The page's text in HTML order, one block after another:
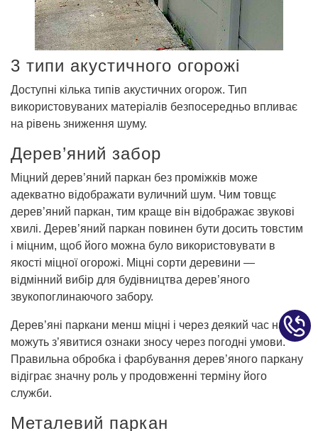
3 типи акустичного огорожі
Доступні кілька типів акустичних огорож. Тип
використовуваних матеріалів безпосередньо впливає
на рівень зниження шуму.
Дерев’яний забор
Міцний дерев’яний паркан без проміжків може
адекватно відображати вуличний шум. Чим товщє
дерев’яний паркан, тим краще він відображає звукові
хвилі. Дерев’яний паркан повинен бути досить товстим
і міцним, щоб його можна було використовувати в
якості міцної огорожі. Міцні сорти деревини —
відмінний вибір для будівництва дерев’яного
звукопоглинаючого забору.
Дерев’яні паркани менш міцні і через деякий час на них
можуть з’явитися ознаки зносу через погодні умови.
Правильна обробка і фарбування дерев’яного паркану
відіграє значну роль у продовженні терміну його
служби.
Металевий паркан